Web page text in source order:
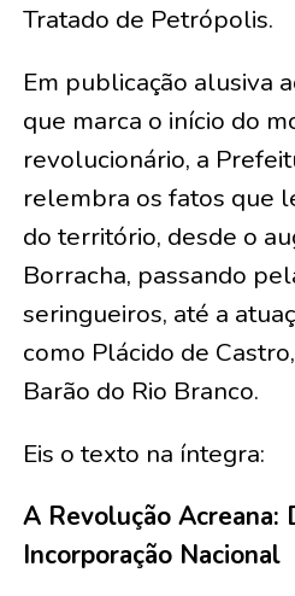
Tratado de Petrópolis.
Em publicação alusiva
que marca o início do
revolucionário, a
relembra os fatos que
do território, desde o
Borracha, passando
seringueiros, até a
como Plácido de
Barão do Rio Branco.
Eis o texto na íntegra:
A Revolução Acreana:
Incorporação Nacional